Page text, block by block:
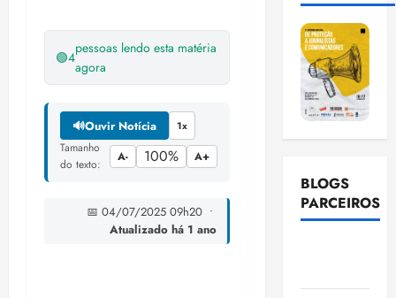
🟢4
pessoas lendo esta matéria
agora
🔊Ouvir Notícia 1x
Tamanho
do texto:
A- 100% A+
📅 04/07/2025 09h20 •
Atualizado há 1 ano
BLOGS
PARCEIROS